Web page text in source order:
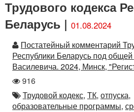
Трудового кодекса
Беларусь | 01.08.2024
Автор
Постатейный комментарий
Республики Беларусь под
Василевича. 2024, Минск,
Количество
просмотров
916
Автор
Трудовой кодекс, ТК, отпуска,
образовательные программы,